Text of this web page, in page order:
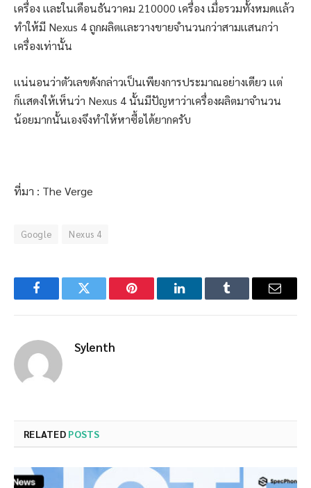
เครื่อง เเละในเดือนธันวาคม 210000 เครื่อง เมื่อรวมทั้งหมดเเล้ว
ทำให้มี Nexus 4 ถูกผลิตเเละวางขายจำนวนกว่าสามเเสนกว่า
เครื่องเท่านั้น
เเน่นอนว่าตัวเลขดังกล่าวเป็นเพียงการประมาณอย่างเดียว เเต่
ก็เเสดงให้เห็นว่า Nexus 4 นั้นมีปัญหาว่าเครื่องผลิตมาจำนวน
น้อยมากนั้นเองจึงทำให้หาซื้อได้ยากครับ
ที่มา : The Verge
Google Nexus 4
FacebookTwitter Pinterest LinkedInTumblr Email
Sylenth
RELATED POSTS